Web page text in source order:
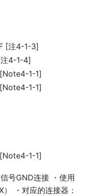
[注4-1-3]
4-1-4]
1-1]
1-1]
1-1]
号GND连接 ・使用
・对应的连接器：